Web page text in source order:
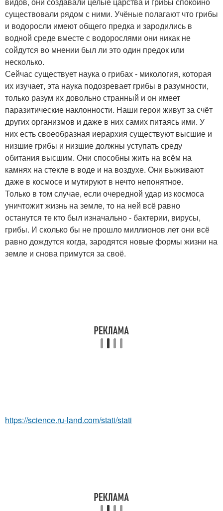
существовали рядом с ними. Учёные полагают что грибы
и водоросли имеют общего предка и зародились в
водной среде вместе с водорослями они никак не
сойдутся во мнении был ли это один предок или
несколько.
Сейчас существует наука о грибах - микология, которая
их изучает, эта наука подозревает грибы в разумности,
только разум их довольно странный и он имеет
паразитические наклонности. Наши герои живут за счёт
других организмов и даже в них самих питаясь ими. У
них есть своеобразная иерархия существуют высшие и
низшие грибы и низшие должны уступать среду
обитания высшим. Они способны жить на всём на
камнях на стекле в воде и на воздухе. Они выживают
даже в космосе и мутируют в нечто непонятное.
Только в том случае, если очередной удар из космоса
уничтожит жизнь на земле, то на ней всё равно
останутся те кто был изначально - бактерии, вирусы,
грибы. И сколько бы не прошло миллионов лет они всё
равно дождутся когда, зародятся новые формы жизни на
земле и снова примутся за своё.
https://science.ru-land.com/stati/stati